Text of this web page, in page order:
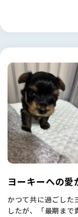
などがない「本物
ってきました。
った時に相談できる
直、ブリーダーさ
が、鈴木さんのよ
です。一目惚れした
のこだわりがあって
【BreederFamilies
次の子を迎えるにあ
報が多すぎて何が正
特にコロナ禍を経て
にする中で、何を信
が、BFさんはそん
・情報の透明性：
ヨーキーへの
かつて共に過ごした
したが、「最期ま